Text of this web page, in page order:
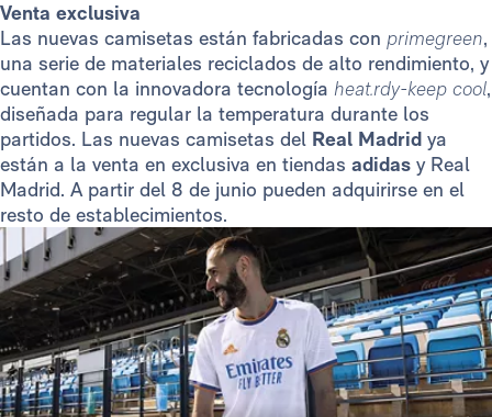
Venta exclusiva
Las nuevas camisetas están fabricadas con primegreen,
una serie de materiales reciclados de alto rendimiento, y
cuentan con la innovadora tecnología heat.rdy-keep cool,
diseñada para regular la temperatura durante los
partidos. Las nuevas camisetas del Real Madrid ya
están a la venta en exclusiva en tiendas adidas y Real
Madrid. A partir del 8 de junio pueden adquirirse en el
resto de establecimientos.